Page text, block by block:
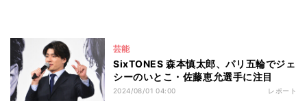
芸能
SixTONES 森本慎太郎、パリ五輪でジェ
シーのいとこ・佐藤恵允選手に注目
2024/08/01 04:00 レポート